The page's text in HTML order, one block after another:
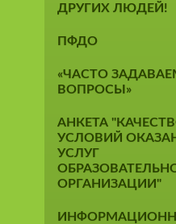
ДРУГИХ ЛЮДЕЙ!
ПФДО
«ЧАСТО
ВОПРОСЫ»
АНКЕТА
УСЛОВИЙ
УСЛУГ
ОРГАНИЗАЦИИ"